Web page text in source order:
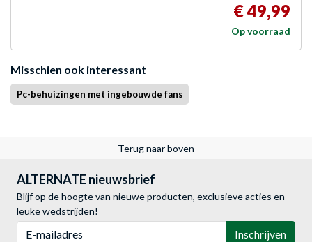
€ 49,99
Op voorraad
Misschien ook interessant
Pc-behuizingen met ingebouwde fans
Terug naar boven
ALTERNATE nieuwsbrief
Blijf op de hoogte van nieuwe producten, exclusieve acties en
leuke wedstrijden!
Inschrijven